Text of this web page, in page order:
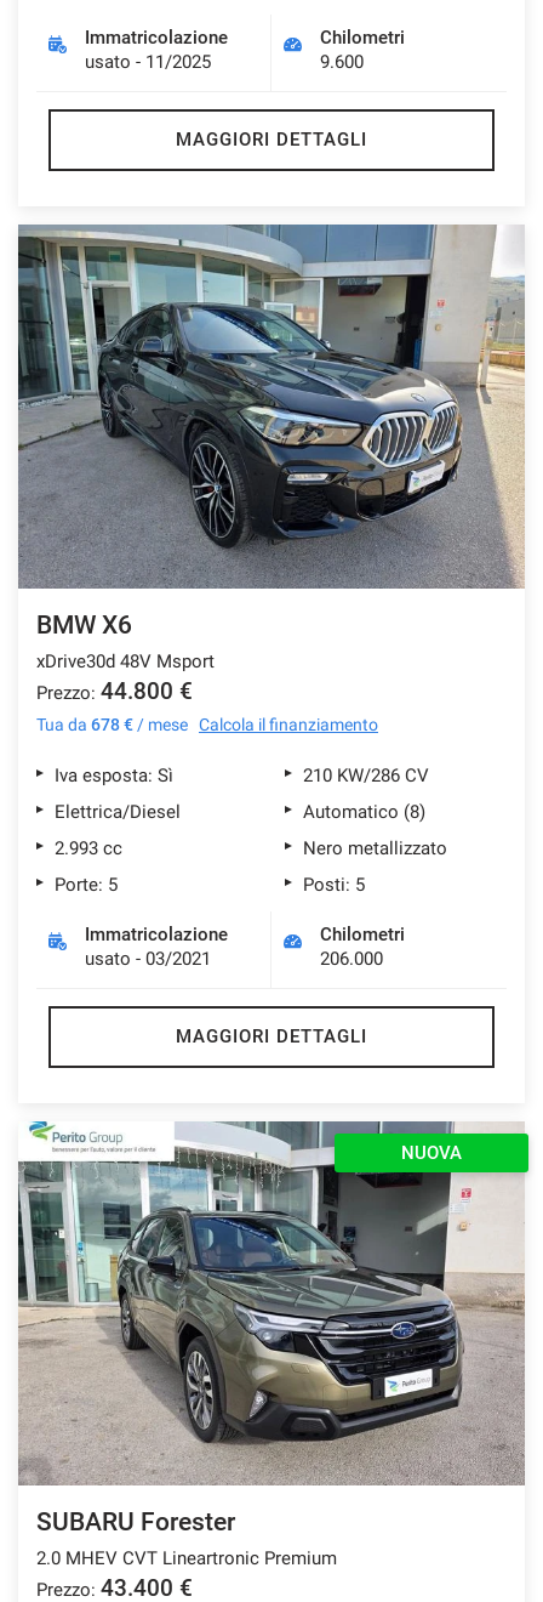
Immatricolazione
usato - 11/2025
Chilometri
9.600
MAGGIORI DETTAGLI
BMW X6
xDrive30d 48V Msport
Prezzo: 44.800 €
Tua da 678 € / mese Calcola il finanziamento
Iva esposta: Sì
210 KW/286 CV
Elettrica/Diesel
Automatico (8)
2.993 cc
Nero metallizzato
Porte: 5
Posti: 5
Immatricolazione
usato - 03/2021
Chilometri
206.000
MAGGIORI DETTAGLI
NUOVA
SUBARU Forester
2.0 MHEV CVT Lineartronic Premium
Prezzo: 43.400 €